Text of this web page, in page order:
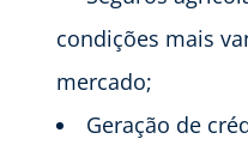
condições mais
mercado;
Geração de